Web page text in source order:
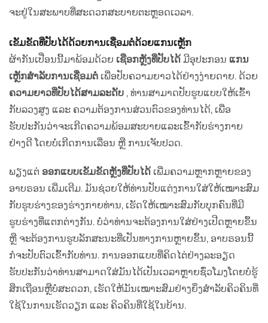
ຈະຢູ່ໃນສະພາບທີ່ສະດວກສະບາຍຕະຫຼອດເວລາ.
ເຂັມຂັດທີ່ປັບໄດ້ດ້ວຍການເຊື່ອມຕໍ່ດ້ວຍແກນເຫຼັກ
ຜ້າກັນເປື່ອນນີ້ມາພ້ອມດ້ວຍ ເຊືອກຫຼັງທີ່ປັບໄດ້ ມີອຸປະກອນ ແກນ
ເຫຼັກສຳລັບການເຊື່ອມຕໍ່ ເພື່ອປັບຄວາມຍາວໄດ້ຢ່າງງ່າຍດາຍ. ດ້ວຍ
ຄວາມຍາວທີ່ປັບໄດ້ສາມລະດັບ , ທ່ານສາມາດປັບຮູບແບບໃຫ້ເຂົ້າ
ກັບລວງສູງ ແລະ ຄວາມຕ້ອງການສ່ວນຕົວຂອງທ່ານໄດ້, ເພື່ອ
ຮັບປະກັນວ່າຈະເກີດຄວາມພ້ອມສະບາຍແລະເຂົ້າກັບຮ່າງກາຍ
ຢ່າງດີ ໂດຍບໍ່ເກີດການເລື່ອນ ຫຼື ການເຈັບປວດ.
ພຽງແຕ່ ອອກແບບເຂັມຂັດຫຼັງທີ່ປັບໄດ້ ເພີ່ມຄວາມຫຼາກຫຼາຍຂອງ
ອາບຣອນ ເພີ່ມເຕີມ. ມັນຊ່ວຍໃຫ້ທ່ານປັບແຕ່ງການໃສ່ໃຫ້ເໝາະສົມ
ກັບຮູບຮ່າງຂອງຮ່າງກາຍທ່ານ, ເຮັດໃຫ້ເໝາະສົມກັບບຸກຄົນທີ່ມີ
ຮູບຮ່າງທີ່ແຕກຕ່າງກັນ. ບໍ່ວ່າທ່ານຈະຕ້ອງການໃສ່ຢ່າງເປີດຫຼາຍຂຶ້ນ
ຫຼື ຈະຕ້ອງການຮູບລັກສະນະທີ່ເປັນທາງການຫຼາຍຂຶ້ນ, ອາບຣອນນີ້
ກໍຈະປັບຕົວເຂົ້າກັບທ່ານ. ການອອກແບບທີ່ຄິດໄຕ່ຢ່າງລະອຽດ
ຮັບປະກັນວ່າທ່ານສາມາດໃສ່ມັນໄດ້ເປັນເວລາຫຼາຍຊົ່ວໂມງໂດຍບໍ່ຮູ້
ສຶກເຖືອນຫຼືບໍ່ສະດວກ, ເຮັດໃຫ້ມັນເໝາະສົມຢ່າງຍິ່ງສຳລັບຄິວຄິນທີ່
ໃຊ້ໃນການເຮັດວຽກ ແລະ ຄິວຄິນທີ່ໃຊ້ໃນບ້ານ.